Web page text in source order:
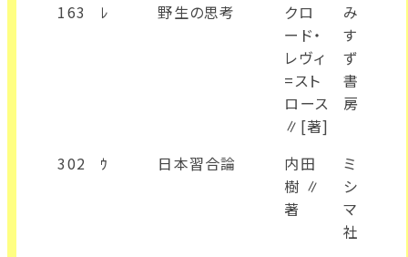
163
ﾚ 野生の思考
クロ
ード・
レヴィ
=スト
ロース
∥[著]
み
す
ず
書
房
302 ｳ 日本習合論
内田
樹 ∥
著
ミ
シ
マ
社